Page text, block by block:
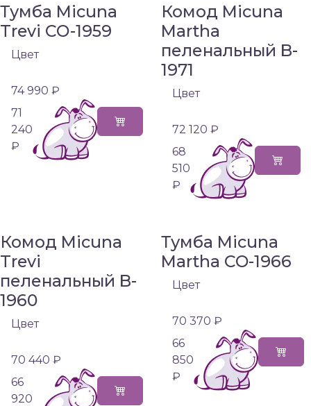
Тумба Micuna
Trevi СО-1959
Цвет
74 990 ₽
71
240
₽
Комод Micuna
Martha
пеленальный B-
1971
Цвет
72 120 ₽
68
510
₽
Комод Micuna
Trevi
пеленальный B-
1960
Цвет
70 440 ₽
66
920
Тумба Micuna
Martha CO-1966
Цвет
70 370 ₽
66
850
₽